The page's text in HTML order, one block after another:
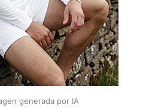
generada por IA